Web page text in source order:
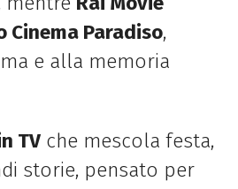
Cinema Paradiso,
e alla memoria
TVche mescola festa,
storie, pensato per